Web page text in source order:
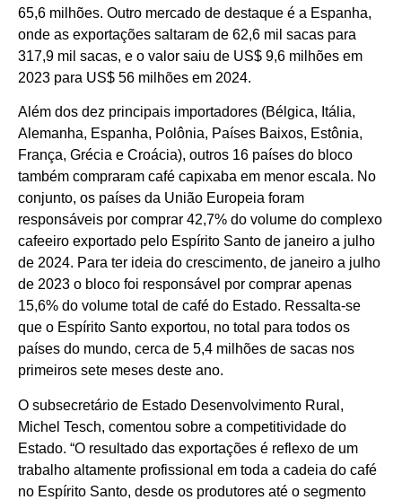
65,6 milhões. Outro mercado de destaque é a Espanha,
onde as exportações saltaram de 62,6 mil sacas para
317,9 mil sacas, e o valor saiu de US$ 9,6 milhões em
2023 para US$ 56 milhões em 2024.
Além dos dez principais importadores (Bélgica, Itália,
Alemanha, Espanha, Polônia, Países Baixos, Estônia,
França, Grécia e Croácia), outros 16 países do bloco
também compraram café capixaba em menor escala. No
conjunto, os países da União Europeia foram
responsáveis por comprar 42,7% do volume do complexo
cafeeiro exportado pelo Espírito Santo de janeiro a julho
de 2024. Para ter ideia do crescimento, de janeiro a julho
de 2023 o bloco foi responsável por comprar apenas
15,6% do volume total de café do Estado. Ressalta-se
que o Espírito Santo exportou, no total para todos os
países do mundo, cerca de 5,4 milhões de sacas nos
primeiros sete meses deste ano.
O subsecretário de Estado Desenvolvimento Rural,
Michel Tesch, comentou sobre a competitividade do
Estado. “O resultado das exportações é reflexo de um
trabalho altamente profissional em toda a cadeia do café
no Espírito Santo, desde os produtores até o segmento